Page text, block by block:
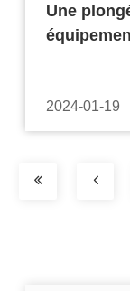
Une
2024-01-19